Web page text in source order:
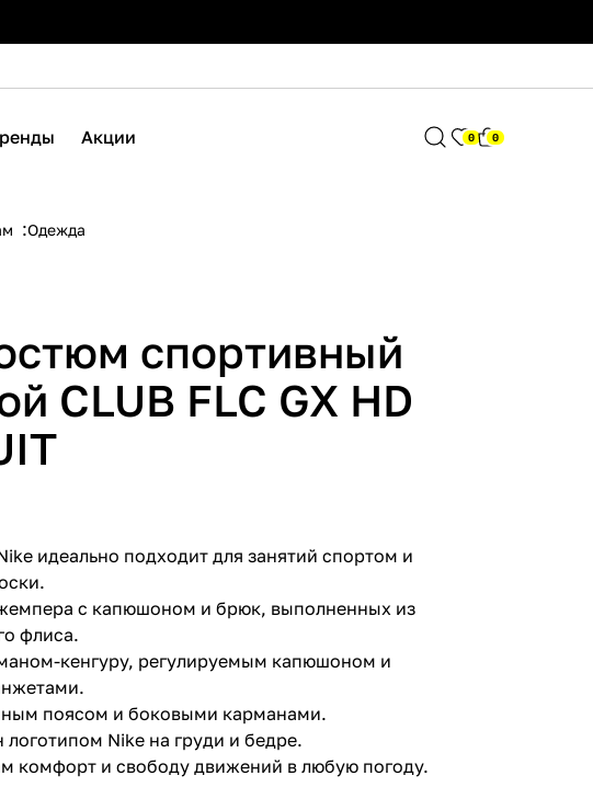
Акции 0 0
Одежда
спортивный
CLUB FLC GX HD
идеально подходит для занятий спортом и
с капюшоном и брюк, выполненных из
флиса.
кенгуру, регулируемым капюшоном и
поясом и боковыми карманами.
Nike на груди и бедре.
комфорт и свободу движений в любую погоду.